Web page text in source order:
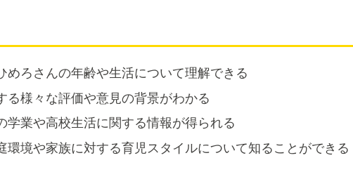
めろさんの年齢や生活について理解できる
る様々な評価や意見の背景がわかる
学業や高校生活に関する情報が得られる
環境や家族に対する育児スタイルについて知ることができる